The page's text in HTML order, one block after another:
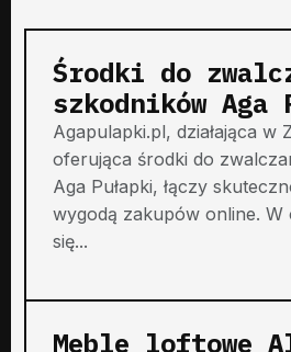
Środki do
szkodników Aga
Agapulapki.pl, działająca w
oferująca środki do
Aga Pułapki, łączy
wygodą zakupów online. W
się...
Meble loftowe